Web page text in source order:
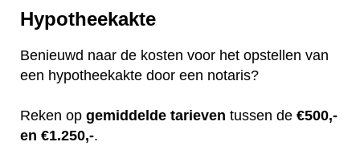
Hypotheekakte
Benieuwd naar de kosten voor het opstellen van
een hypotheekakte door een notaris?
Reken op gemiddelde tarieven tussen de €500,-
en €1.250,-.